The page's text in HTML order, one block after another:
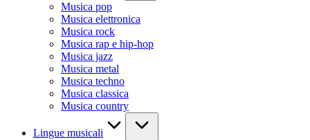
Musica pop
Musica elettronica
Musica rock
Musica rap e hip-hop
Musica jazz
Musica metal
Musica techno
Musica classica
Musica country
Lingue musicali